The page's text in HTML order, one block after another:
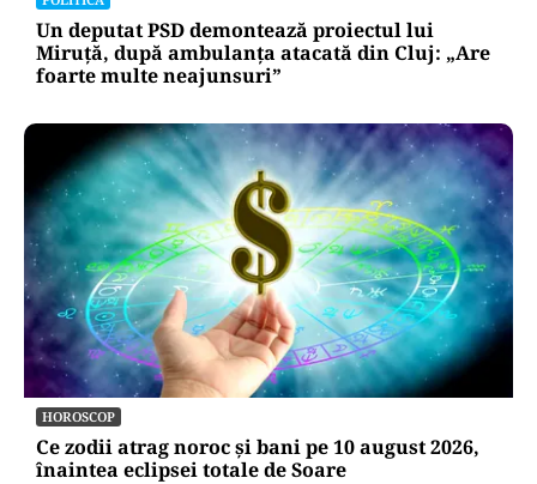
Un deputat PSD demontează proiectul lui
Miruță, după ambulanța atacată din Cluj: „Are
foarte multe neajunsuri”
HOROSCOP
Ce zodii atrag noroc și bani pe 10 august 2026,
înaintea eclipsei totale de Soare